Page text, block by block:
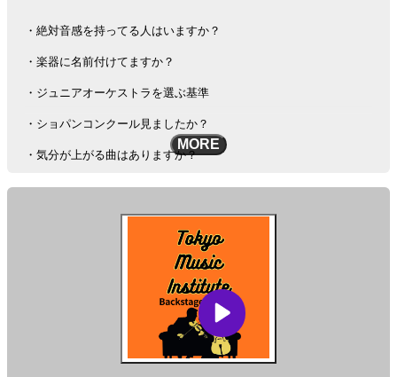
・絶対音感を持ってる人はいますか？
・楽器に名前付けてますか？
・ジュニアオーケストラを選ぶ基準
・ショパンコンクール見ましたか？
・気分が上がる曲はありますか？
・納豆何回混ぜますか？
info@tokyomusiclab.com
https://www.instagram.com/tokyomusicinstitute
MORE